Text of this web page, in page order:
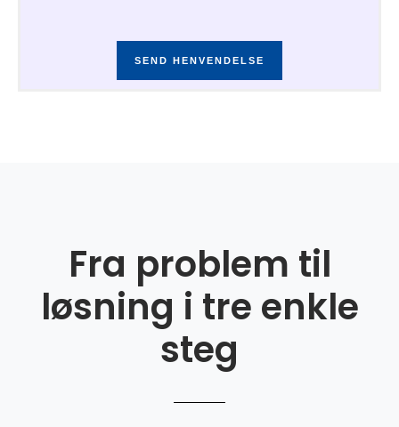
SEND HENVENDELSE
Fra problem til
løsning i tre enkle
steg